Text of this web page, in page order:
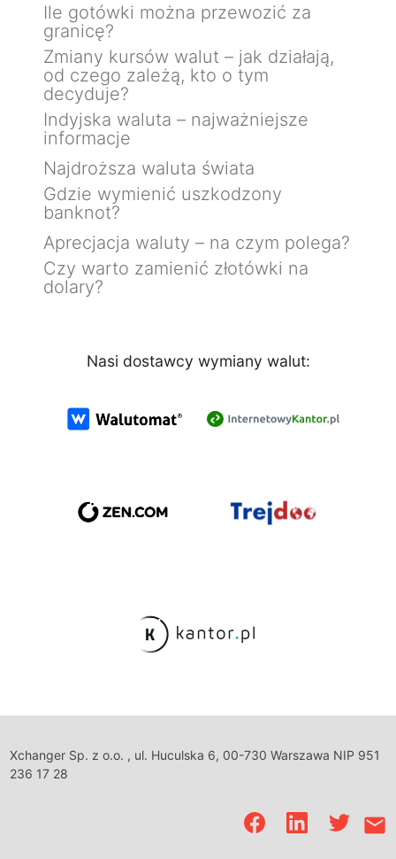
Ile gotówki można przewozić za
granicę?
Zmiany kursów walut – jak działają,
od czego zależą, kto o tym
decyduje?
Indyjska waluta – najważniejsze
informacje
Najdroższa waluta świata
Gdzie wymienić uszkodzony
banknot?
Aprecjacja waluty – na czym polega?
Czy warto zamienić złotówki na
dolary?
Nasi dostawcy wymiany walut:
Xchanger Sp. z o.o. , ul. Huculska 6, 00-730 Warszawa NIP 951
236 17 28
email